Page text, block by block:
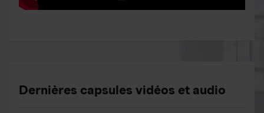
Dernières capsules vidéos et audio